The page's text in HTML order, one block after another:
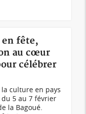
en fête,
au cœur
célébrer
culture en pays
du 5 au 7 février
la Bagoué.